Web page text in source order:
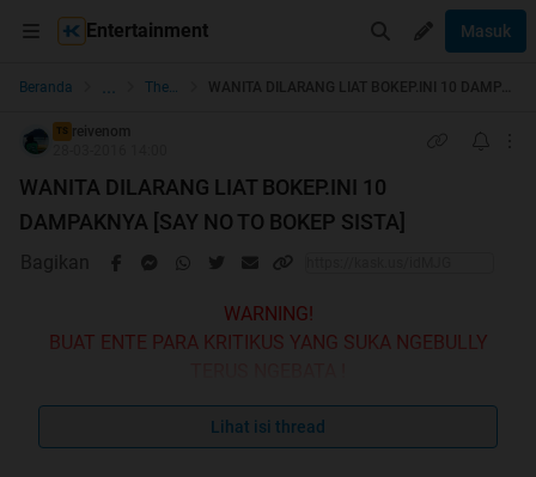
Entertainment Masuk
Beranda ... The Lounge WANITA DILARANG LIAT BOKEP.INI 10 DAMPAKNYA [SAY NO TO BOKEP SISTA]
TS reivenom
WANITA DILARANG LIAT BOKEP.INI 10
DAMPAKNYA [SAY NO TO BOKEP SISTA]
Bagikan
WARNING!
BUAT ENTE PARA KRITIKUS YANG SUKA NGEBULLY
MENDINGAN ENTE LANGSUNG OUT AJA.
Lihat isi thread